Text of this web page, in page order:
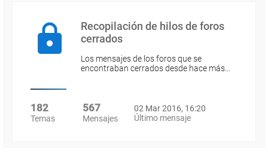
Recopilación de hilos de foros
cerrados
Los mensajes de los foros que se
encontraban cerrados desde hace más…
182
Temas
567
Mensajes
02 Mar 2016, 16:20
Último mensaje